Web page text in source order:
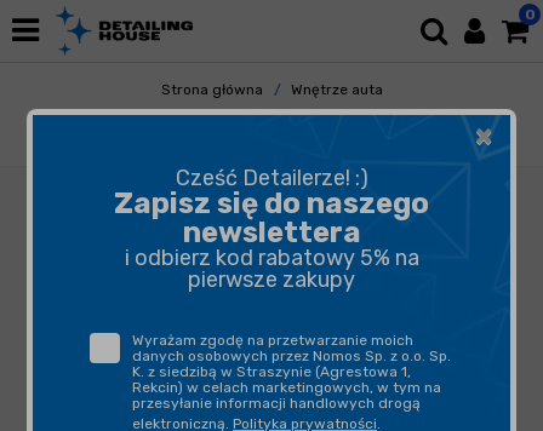
0
Strona główna
Wnętrze auta
Odświeżacze Powietrza
Dyfuzory i Zawieszki
×
Cześć Detailerze! :)
Zapisz się do naszego
newslettera
i odbierz kod rabatowy 5% na
pierwsze zakupy
Wyrażam zgodę na przetwarzanie moich
danych osobowych przez Nomos Sp. z o.o. Sp.
K. z siedzibą w Straszynie (Agrestowa 1,
Rekcin) w celach marketingowych, w tym na
przesyłanie informacji handlowych drogą
elektroniczną. Polityka prywatności.